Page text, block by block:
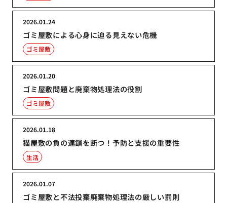
ゴミ屋敷による心身に迫る見えない危機
2026.01.24
ゴミ屋敷
ゴミ屋敷問題と廃棄物処理法の役割
2026.01.20
ゴミ屋敷
猫屋敷の負の連鎖を断つ！予防と支援の重要性
2026.01.18
生活
ゴミ屋敷と不法投棄廃棄物処理法の厳しい罰則
2026.01.07